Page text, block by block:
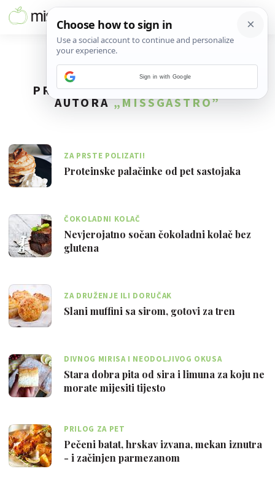
PRONAĐENO51REZULTATA ZA
AUTORA„MISSGASTRO”
ZA PRSTE POLIZATI!
Proteinske palačinke od pet sastojaka
ČOKOLADNI KOLAČ
Nevjerojatno sočan čokoladni kolač bez
glutena
ZA DRUŽENJE ILI DORUČAK
Slani muffini sa sirom, gotovi za tren
DIVNOG MIRISA I NEODOLJIVOG OKUSA
Stara dobra pita od sira i limuna za koju ne
morate mijesiti tijesto
PRILOG ZA PET
Pečeni batat, hrskav izvana, mekan iznutra
- i začinjen parmezanom
Sign in with Google